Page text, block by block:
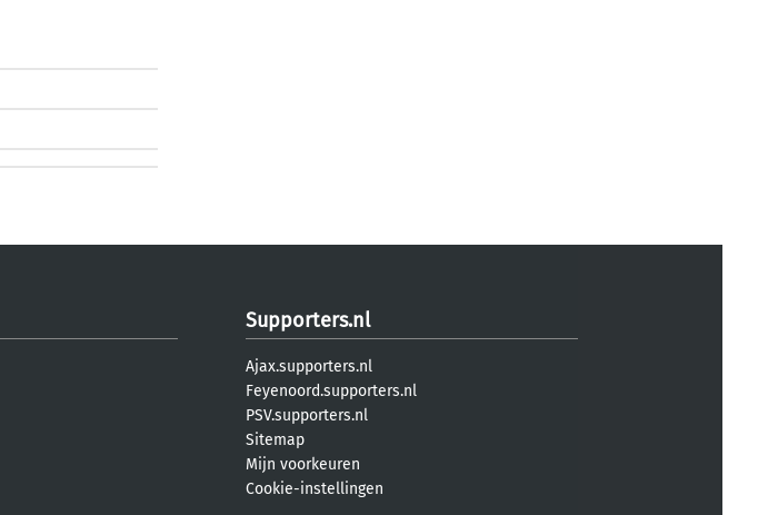
Supporters.nl
Ajax.supporters.nl
Feyenoord.supporters.nl
PSV.supporters.nl
Sitemap
Mijn voorkeuren
Cookie-instellingen